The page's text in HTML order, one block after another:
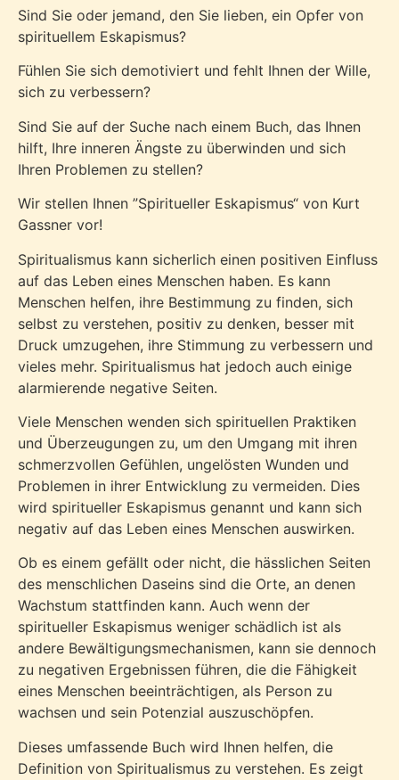
Sind Sie oder jemand, den Sie lieben, ein Opfer von
spirituellem Eskapismus?
Fühlen Sie sich demotiviert und fehlt Ihnen der Wille,
sich zu verbessern?
Sind Sie auf der Suche nach einem Buch, das Ihnen
hilft, Ihre inneren Ängste zu überwinden und sich
Ihren Problemen zu stellen?
Wir stellen Ihnen ”Spiritueller Eskapismus“ von Kurt
Gassner vor!
Spiritualismus kann sicherlich einen positiven Einfluss
auf das Leben eines Menschen haben. Es kann
Menschen helfen, ihre Bestimmung zu finden, sich
selbst zu verstehen, positiv zu denken, besser mit
Druck umzugehen, ihre Stimmung zu verbessern und
vieles mehr. Spiritualismus hat jedoch auch einige
alarmierende negative Seiten.
Viele Menschen wenden sich spirituellen Praktiken
und Überzeugungen zu, um den Umgang mit ihren
schmerzvollen Gefühlen, ungelösten Wunden und
Problemen in ihrer Entwicklung zu vermeiden. Dies
wird spiritueller Eskapismus genannt und kann sich
negativ auf das Leben eines Menschen auswirken.
Ob es einem gefällt oder nicht, die hässlichen Seiten
des menschlichen Daseins sind die Orte, an denen
Wachstum stattfinden kann. Auch wenn der
spiritueller Eskapismus weniger schädlich ist als
andere Bewältigungsmechanismen, kann sie dennoch
zu negativen Ergebnissen führen, die die Fähigkeit
eines Menschen beeinträchtigen, als Person zu
wachsen und sein Potenzial auszuschöpfen.
Dieses umfassende Buch wird Ihnen helfen, die
Definition von Spiritualismus zu verstehen. Es zeigt